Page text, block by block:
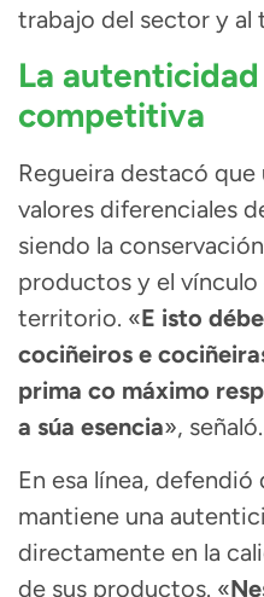
trabajo del sector y al
La
competitiva
Regueira destacó
valores diferenciales
siendo la
productos y el
territorio. «E isto
cociñeiros e
prima co máximo
a súa esencia», señaló.
En esa línea, defendió
mantiene una
directamente en la
de sus productos. «